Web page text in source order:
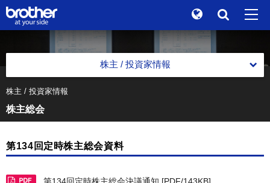
ja 日本語
検索
Global
サステナビリティ
グループ企業情報
株主 / 投資家情報
経営方針
トップメッセージ
決算短信・決算説明会資料
財務ハイライト
財務ハイライト
個人投資家の皆さまへ
株主 / 投資家情報
株主総会
第134回定時株主総会資料